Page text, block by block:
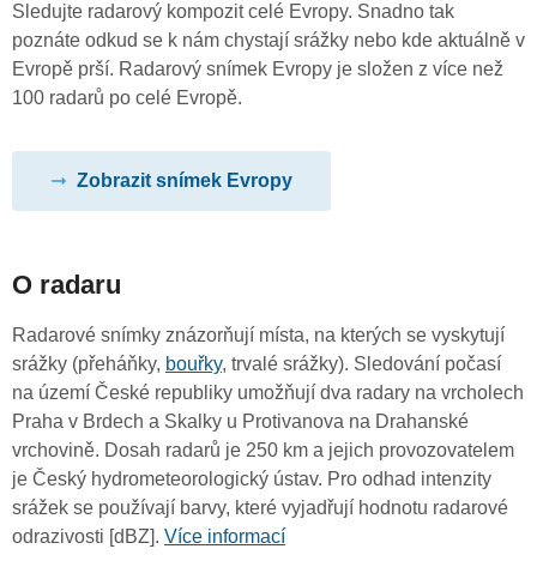
Sledujte radarový kompozit celé Evropy. Snadno tak
poznáte odkud se k nám chystají srážky nebo kde aktuálně v
Evropě prší. Radarový snímek Evropy je složen z více než
100 radarů po celé Evropě.
Zobrazit snímek Evropy
O radaru
Radarové snímky znázorňují místa, na kterých se vyskytují
srážky (přeháňky, bouřky, trvalé srážky). Sledování počasí
na území České republiky umožňují dva radary na vrcholech
Praha v Brdech a Skalky u Protivanova na Drahanské
vrchovině. Dosah radarů je 250 km a jejich provozovatelem
je Český hydrometeorologický ústav. Pro odhad intenzity
srážek se používají barvy, které vyjadřují hodnotu radarové
odrazivosti [dBZ]. Více informací